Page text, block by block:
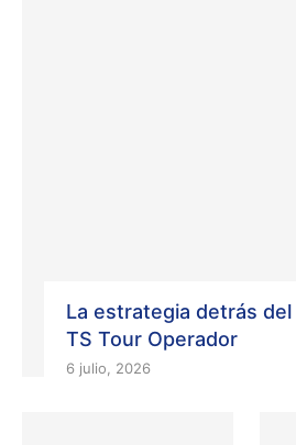
La estrategia detrás
TS Tour Operador
6 julio, 2026